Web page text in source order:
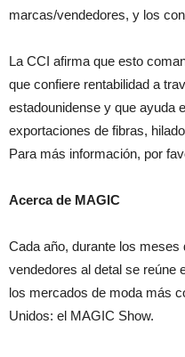
marcas/vendedores, y los
La CCI afirma que esto
que confiere rentabilidad a
estadounidense y que ayuda
exportaciones de fibras,
Para más información, por
Acerca de MAGIC
Cada año, durante los
vendedores al detal se reúne
los mercados de moda más
Unidos: el MAGIC Show.